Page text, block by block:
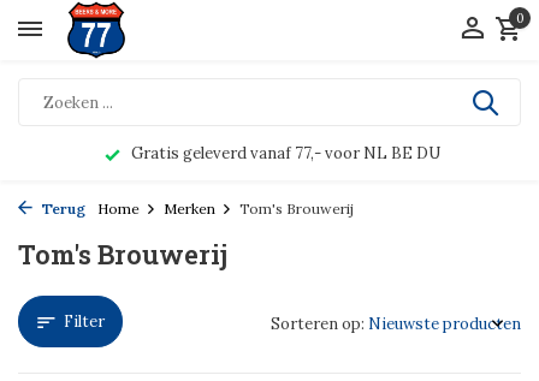
0
Gratis geleverd vanaf 77,- voor NL BE DU
Terug Home Merken Tom's Brouwerij
Tom's Brouwerij
Filter Sorteren op: